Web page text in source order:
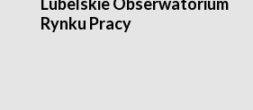
Rynku Pracy